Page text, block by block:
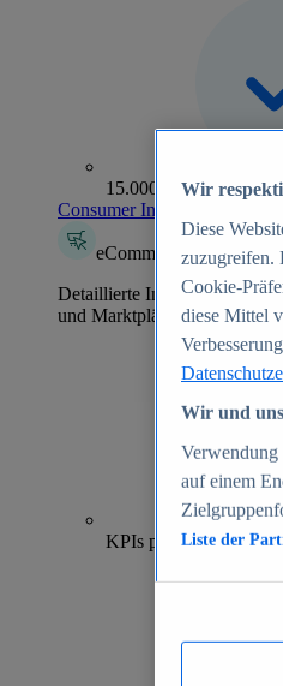
15.000+ Marken
Consumer Insights entdecken
eCommerce Insights
Detaillierte Informationen zu
und Marktplätzen
KPIs pro Shop
Wir
Diese
zuzugreifen.
Cookie-
diese Mittel
Wir und
Verwendung
auf einem
Liste der